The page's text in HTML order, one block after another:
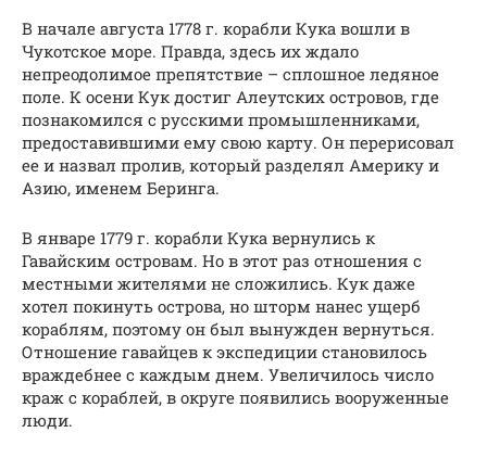
В начале августа 1778 г. корабли Кука вошли в
Чукотское море. Правда, здесь их ждало
непреодолимое препятствие – сплошное ледяное
поле. К осени Кук достиг Алеутских островов, где
познакомился с русскими промышленниками,
предоставившими ему свою карту. Он перерисовал
ее и назвал пролив, который разделял Америку и
Азию, именем Беринга.
В январе 1779 г. корабли Кука вернулись к
Гавайским островам. Но в этот раз отношения с
местными жителями не сложились. Кук даже
хотел покинуть острова, но шторм нанес ущерб
кораблям, поэтому он был вынужден вернуться.
Отношение гавайцев к экспедиции становилось
враждебнее с каждым днем. Увеличилось число
краж с кораблей, в округе появились вооруженные
люди.